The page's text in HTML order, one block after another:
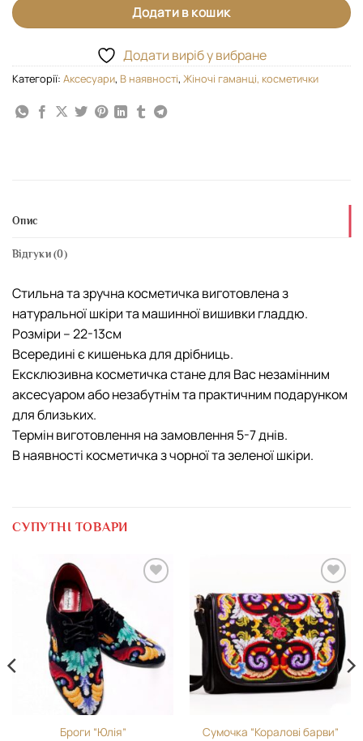
Додати в кошик
Додати виріб у вибране
Категорії: Аксесуари, В наявності, Жіночі гаманці, косметички
Опис
Відгуки (0)
Стильна та зручна косметичка виготовлена з
натуральної шкіри та машинної вишивки гладдю.
Розміри – 22-13см
Всередині є кишенька для дрібниць.
Ексклюзивна косметичка стане для Вас незамінним
аксесуаром або незабутнім та практичним подарунком
для близьких.
Термін виготовлення на замовлення 5-7 днів.
В наявності косметичка з чорної та зеленої шкіри.
СУПУТНІ ТОВАРИ
Броги “Юлія”
Додати
виріб у
вибране
Сумочка “Коралові барви”